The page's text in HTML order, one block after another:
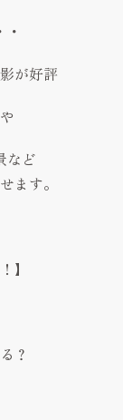
が好評
など
ます。
】
？